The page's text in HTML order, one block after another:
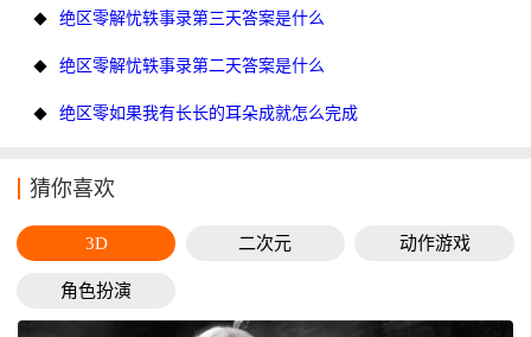
绝区零解忧轶事录第三天答案是什么
绝区零解忧轶事录第二天答案是什么
绝区零如果我有长长的耳朵成就怎么完成
猜你喜欢
3D 二次元 动作游戏
角色扮演